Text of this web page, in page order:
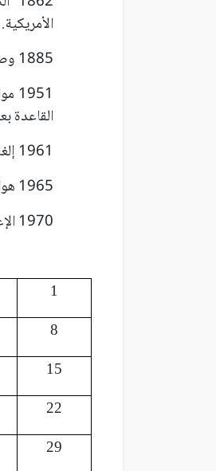
الأمريكية.
1885 وصول تمثال الحرية من فرنسا إلى الولايات المتحدة الأمريكية.
القاعدة
1961 إلغاء معاهدة الحماية البريطانية وإعلان استقلال دولة الكويت.
1965 هواري بو مدين يقوم بانقلاب عسكري ضد الرئيس الجزائري أحمد بن بيلا.
1970 الإعلان عن مشروع روجرز الداعي لوقف إطلاق النار بين العرب وإسرائيل.
1
8
15
22
29